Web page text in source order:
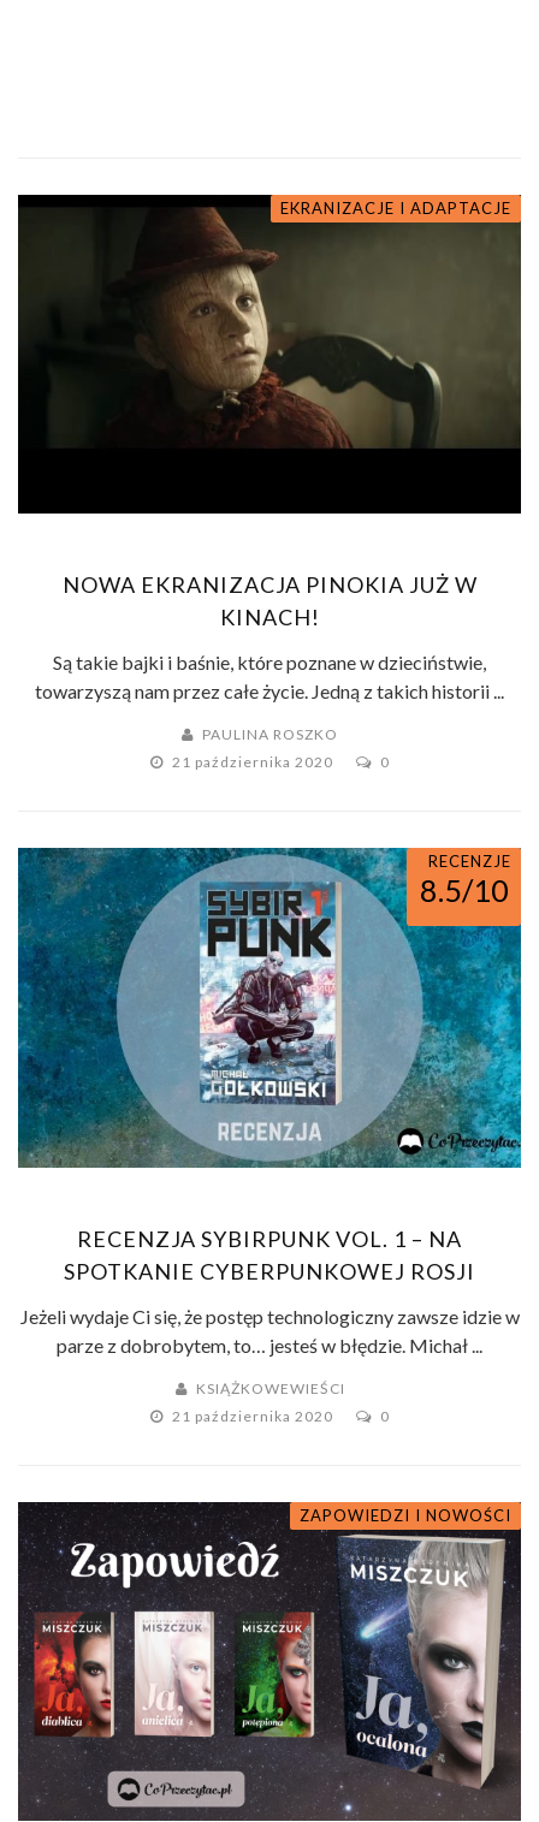
EKRANIZACJE I ADAPTACJE
NOWA EKRANIZACJA PINOKIA JUŻ W
KINACH!
Są takie bajki i baśnie, które poznane w dzieciństwie,
towarzyszą nam przez całe życie. Jedną z takich historii ...
PAULINA ROSZKO
21 października 2020
0
RECENZJE
8.5/10
RECENZJA SYBIRPUNK VOL. 1 – NA
SPOTKANIE CYBERPUNKOWEJ ROSJI
Jeżeli wydaje Ci się, że postęp technologiczny zawsze idzie w
parze z dobrobytem, to… jesteś w błędzie. Michał ...
KSIĄŻKOWEWIEŚCI
21 października 2020
0
ZAPOWIEDZI I NOWOŚCI